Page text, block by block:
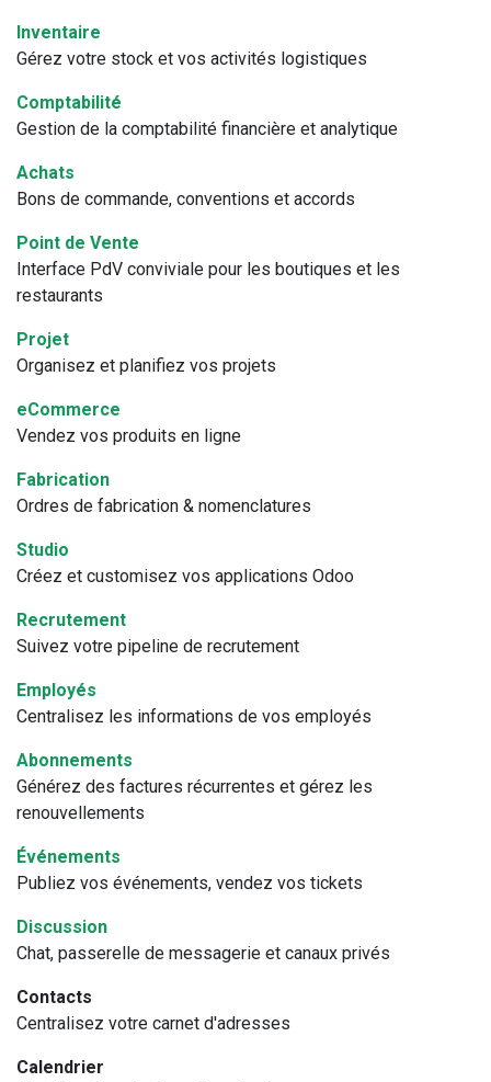
Inventaire
Gérez votre stock et vos activités logistiques
Comptabilité
Gestion de la comptabilité financière et analytique
Achats
Bons de commande, conventions et accords
Point de Vente
Interface PdV conviviale pour les boutiques et les
restaurants
Projet
Organisez et planifiez vos projets
eCommerce
Vendez vos produits en ligne
Fabrication
Ordres de fabrication & nomenclatures
Studio
Créez et customisez vos applications Odoo
Recrutement
Suivez votre pipeline de recrutement
Employés
Centralisez les informations de vos employés
Abonnements
Générez des factures récurrentes et gérez les
renouvellements
Événements
Publiez vos événements, vendez vos tickets
Discussion
Chat, passerelle de messagerie et canaux privés
Contacts
Centralisez votre carnet d'adresses
Calendrier